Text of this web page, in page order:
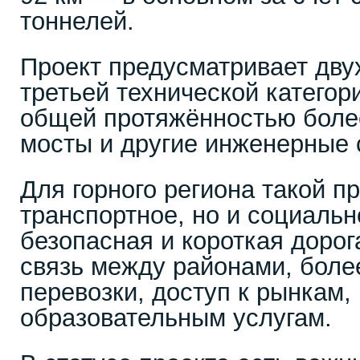
тоннелей.
Проект предусматривает
третьей технической
общей протяжённостью
мосты и другие инженерные
Для горного региона такой
транспортное, но и
безопасная и короткая
связь между районами,
перевозки, доступ к
образовательным услугам.